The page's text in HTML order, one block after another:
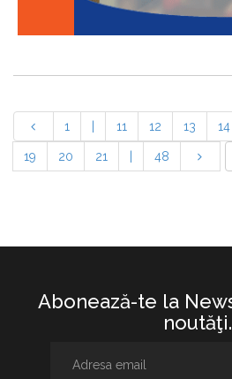
1 11 12 13 14
19 20 21 48
Abonează-te la
noutăţi.